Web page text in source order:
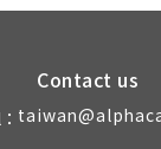
Contact us